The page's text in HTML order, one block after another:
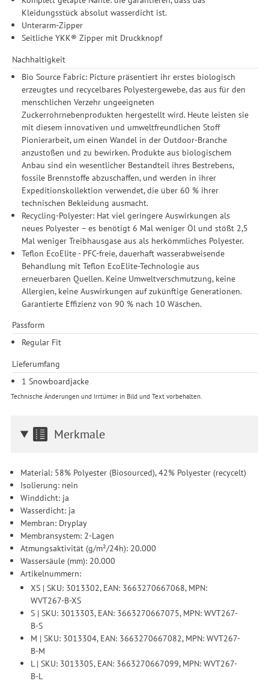
Einwilligung ist freiwillig, für die Nutzung unserer Website nicht
erforderlich und gilt, bis sie widerrufen wird. Sie können Ihre
Einwilligung unter Einstellungen lediglich für bestimmte
Kleidungsstück absolut wasserdicht ist.
Unterarm-Zipper
Seitliche YKK® Zipper mit Druckknopf
Nachhaltigkeit
Bio Source Fabric: Picture präsentiert ihr erstes biologisch
erzeugtes und recycelbares Polyestergewebe, das aus für den
menschlichen Verzehr ungeeigneten
Zuckerrohrnebenprodukten hergestellt wird. Heute leisten sie
mit diesem innovativen und umweltfreundlichen Stoff
Pionierarbeit, um einen Wandel in der Outdoor-Branche
anzustoßen und zu bewirken. Produkte aus biologischem
Anbau sind ein wesentlicher Bestandteil ihres Bestrebens,
fossile Brennstoffe abzuschaffen, und werden in ihrer
Expeditionskollektion verwendet, die über 60 % ihrer
technischen Bekleidung ausmacht.
Recycling-Polyester: Hat viel geringere Auswirkungen als
neues Polyester – es benötigt 6 Mal weniger Öl und stößt 2,5
Mal weniger Treibhausgase aus als herkömmliches Polyester.
Teflon EcoElite - PFC-freie, dauerhaft wasserabweisende
Behandlung mit Teflon EcoElite-Technologie aus
erneuerbaren Quellen. Keine Umweltverschmutzung, keine
Allergien, keine Auswirkungen auf zukünftige Generationen.
Garantierte Effizienz von 90 % nach 10 Wäschen.
Passform
Regular Fit
Lieferumfang
1 Snowboardjacke
Technische Änderungen und Irrtümer in Bild und Text vorbehalten.
Merkmale
Material: 58% Polyester (Biosourced), 42% Polyester (recycelt)
Isolierung: nein
Winddicht: ja
Wasserdicht: ja
Membran: Dryplay
Membransystem: 2-Lagen
Atmungsaktivität (g/m²/24h): 20.000
Wassersäule (mm): 20.000
Artikelnummern:
XS | SKU: 3013302, EAN: 3663270667068, MPN:
WVT267-B-XS
S | SKU: 3013303, EAN: 3663270667075, MPN: WVT267-
B-S
M | SKU: 3013304, EAN: 3663270667082, MPN: WVT267-
B-M
L | SKU: 3013305, EAN: 3663270667099, MPN: WVT267-
B-L